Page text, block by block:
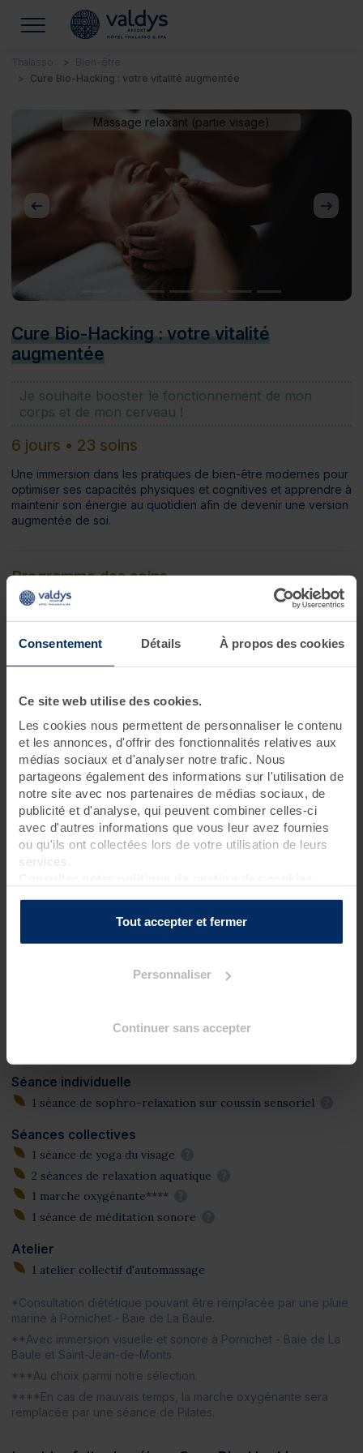
Consentement Détails À propos des cookies
Ce site web utilise des cookies.
Les cookies nous permettent de personnaliser le contenu
et les annonces, d'offrir des fonctionnalités relatives aux
médias sociaux et d'analyser notre trafic. Nous
partageons également des informations sur l'utilisation de
notre site avec nos partenaires de médias sociaux, de
publicité et d'analyse, qui peuvent combiner celles-ci
avec d'autres informations que vous leur avez fournies
ou qu'ils ont collectées lors de votre utilisation de leurs
services.
Tout accepter et fermer
Personnaliser
Continuer sans accepter
Thalasso
Bien-être
Cure Bio-Hacking : votre vitalité augmentée
Massage relaxant (partie visage)
Précédent
Cure Bio-Hacking : votre vitalité
augmentée
Je souhaite booster le fonctionnement de mon
corps et de mon cerveau !
6 jours • 23 soins
Une immersion dans les pratiques de bien-être modernes pour
optimiser ses capacités physiques et cognitives et apprendre à
maintenir son énergie au quotidien afin de devenir une version
augmentée de soi.
Programme des soins
Conseils d'experts
1 consultation diététique* ?
matelas d'eau chauffant**
?
d'algues ?
2 hydrorelax ?
1 enveloppement cryogène ?
Soins spa
1 gommage corps*** ?
1 soin visage Cyfolia bio - soin Phytomer repulpant éclat
(60 mn)
1 soin sérénité fleurs de Bach (bilan et massage) (50 mn)
1 massage shiatsu visage et crâne aux fleurs de Bach (20
1 massage chinois du ventre (Chi Nei Tsang) (50 mn)
1 séance de Cardi/Check ?
Séance individuelle
1 séance de sophro-relaxation sur coussin sensoriel
Séances collectives
1 séance de yoga du visage
2 séances de relaxation aquatique
1 marche oxygénante****
1 séance de méditation sonore
Atelier
1 atelier collectif d'automassage
*Consultation diététique pouvant être remplacée par une pluie
marine à Pornichet - Baie de La Baule.
**Avec immersion visuelle et sonore à Pornichet - Baie de La
Baule et Saint-Jean-de-Monts.
***Au choix parmi notre sélection.
****En cas de mauvais temps, la marche oxygénante sera
remplacée par une séance de Pilates.